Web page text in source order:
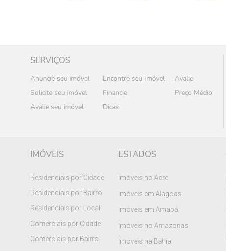
SERVIÇOS
Anuncie seu imóvel Encontre seu Imóvel
Avalie
Solicite seu imóvel
Financie
Preço Médio
Avalie seu imóvel
Dicas
IMÓVEIS
Residenciais por Cidade
Residenciais por Bairro
Residenciais por Local
Comerciais por Cidade
Comerciais por Bairro
ESTADOS
Imóveis no Acre
Imóveis em Alagoas
Imóveis em Amapá
Imóveis no Amazonas
Imóveis na Bahia